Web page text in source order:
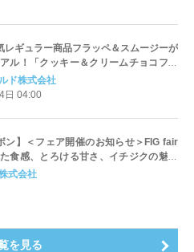
レギュラー商品フラッペ＆スムージーが
ル！「クッキー＆クリームチョコフラ
ースムージー」8月5日（水）から販売
ド株式会社
日 04:00
ン】＜フェア開催のお知らせ＞FIG fair
食感、とろける甘さ、イチジクの魅力
新作を含め、イチジク尽くしの全4種が
）スタート
式会社
を見る